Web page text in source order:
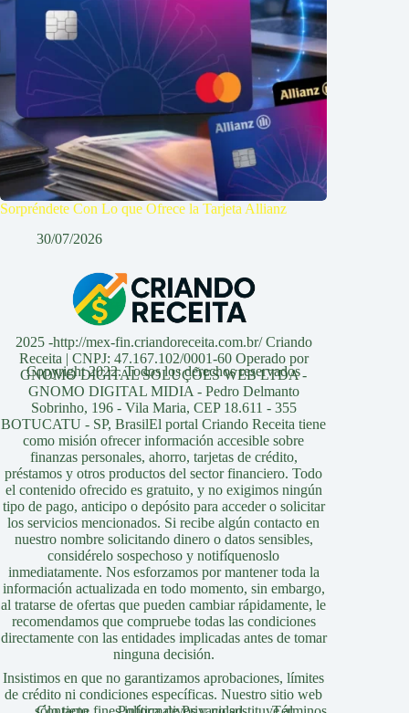
Sorpréndete Con Lo que Ofrece la Tarjeta Allianz
30/07/2026
Copyright 2022. Todos los derechos reservados
2025 -http://mex-fin.criandoreceita.com.br/ Criando
Receita | CNPJ: 47.167.102/0001-60 Operado por
GNOMO DIGITAL SOLUÇÕES WEB LTDA -
GNOMO DIGITAL MIDIA - Pedro Delmanto
Sobrinho, 196 - Vila Maria, CEP 18.611 - 355
BOTUCATU - SP, BrasilEl portal Criando Receita tiene
como misión ofrecer información accesible sobre
finanzas personales, ahorro, tarjetas de crédito,
préstamos y otros productos del sector financiero. Todo
el contenido ofrecido es gratuito, y no exigimos ningún
tipo de pago, anticipo o depósito para acceder o solicitar
los servicios mencionados. Si recibe algún contacto en
nuestro nombre solicitando dinero o datos sensibles,
considérelo sospechoso y notifíquenoslo
inmediatamente. Nos esforzamos por mantener toda la
información actualizada en todo momento, sin embargo,
al tratarse de ofertas que pueden cambiar rápidamente, le
recomendamos que compruebe todas las condiciones
directamente con las entidades implicadas antes de tomar
ninguna decisión.
Insistimos en que no garantizamos aprobaciones, límites
de crédito ni condiciones específicas. Nuestro sitio web